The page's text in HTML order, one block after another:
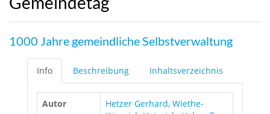
1000 Jahre gemeindliche Selbstverwaltung
Info Beschreibung Inhaltsverzeichnis
Autor Hetzer Gerhard, Wiethe-